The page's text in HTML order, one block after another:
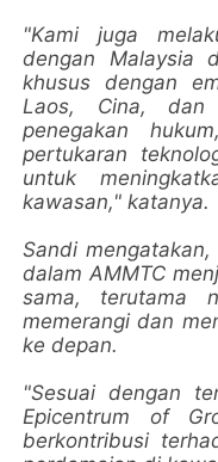
"Kami juga
dengan Malaysia
khusus dengan
Laos, Cina, dan
penegakan
pertukaran
untuk
kawasan," katanya.
Sandi
dalam AMMTC
sama, terutama
memerangi dan
ke depan.
"Sesuai dengan
Epicentrum of
berkontribusi